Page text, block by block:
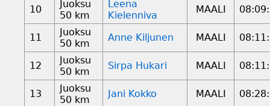
10
Juoksu
50 km
Leena
Kielenniva
MAALI
11
Juoksu
50 km
Anne Kiljunen MAALI
12
Juoksu
50 km
Sirpa Hukari MAALI
13
Juoksu
50 km
Jani Kokko MAALI